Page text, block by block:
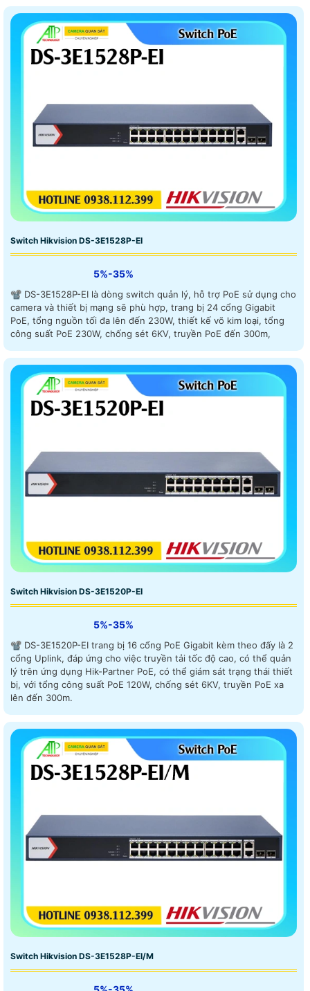
Switch Hikvision DS-3E1528P-EI
5%-35%
📽 DS-3E1528P-EI là dòng switch quản lý, hỗ trợ PoE sử dụng cho
camera và thiết bị mạng sẽ phù hợp, trang bị 24 cổng Gigabit
PoE, tổng nguồn tối đa lên đến 230W, thiết kế võ kim loại, tổng
công suất PoE 230W, chống sét 6KV, truyền PoE đến 300m,
Switch Hikvision DS-3E1520P-EI
5%-35%
📽 DS-3E1520P-EI trang bị 16 cổng PoE Gigabit kèm theo đấy là 2
cổng Uplink, đáp ứng cho việc truyền tải tốc độ cao, có thể quản
lý trên ứng dụng Hik-Partner PoE, có thể giám sát trạng thái thiết
bị, với tổng công suất PoE 120W, chống sét 6KV, truyền PoE xa
lên đến 300m.
Switch Hikvision DS-3E1528P-EI/M